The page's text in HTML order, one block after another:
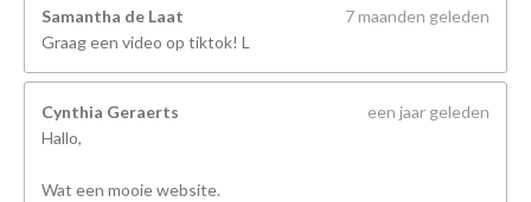
Samantha de Laat
7 maanden geleden
Graag een video op tiktok! L
Cynthia Geraerts
een jaar geleden
Hallo,
Wat een mooie website.